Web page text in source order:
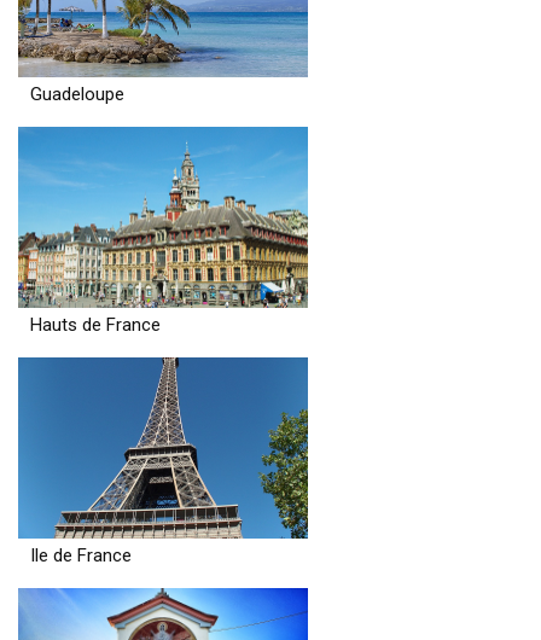
Guadeloupe
Hauts de France
Ile de France